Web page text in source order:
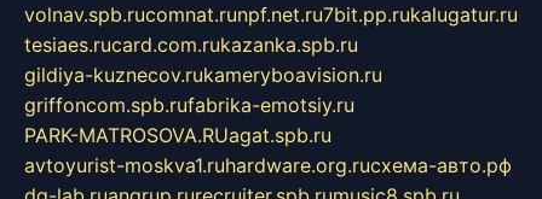
volnav.spb.rucomnat.runpf.net.ru7bit.pp.rukalugatur.ru
tesiaes.rucard.com.rukazanka.spb.ru
gildiya-kuznecov.rukameryboavision.ru
griffoncom.spb.rufabrika-emotsiy.ru
PARK-MATROSOVA.RUagat.spb.ru
avtoyurist-moskva1.ruhardware.org.ruсхема-авто.рф